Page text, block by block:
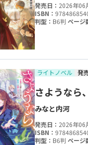
発売日： 2026年06
ISBN：
判型： B6判 ページ
ライトノベル 発
さようなら
みなと内河
発売日： 2026年06
ISBN：
判型： B6判 ページ